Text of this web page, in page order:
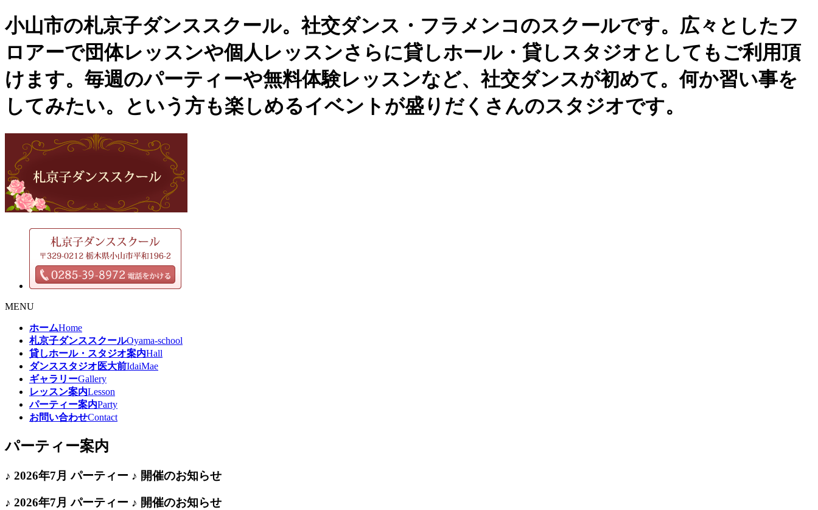
小山市の札京子ダンススクール。社交ダンス・フラメンコのスクールです。広々としたフ
ロアーで団体レッスンや個人レッスンさらに貸しホール・貸しスタジオとしてもご利用頂
けます。毎週のパーティーや無料体験レッスンなど、社交ダンスが初めて。何か習い事を
してみたい。という方も楽しめるイベントが盛りだくさんのスタジオです。
MENU
ホームHome
札京子ダンススクールOyama-school
貸しホール・スタジオ案内Hall
ダンススタジオ医大前IdaiMae
ギャラリーGallery
レッスン案内Lesson
パーティー案内Party
お問い合わせContact
パーティー案内
♪ 2026年7月 パーティー ♪ 開催のお知らせ
♪ 2026年7月 パーティー ♪ 開催のお知らせ